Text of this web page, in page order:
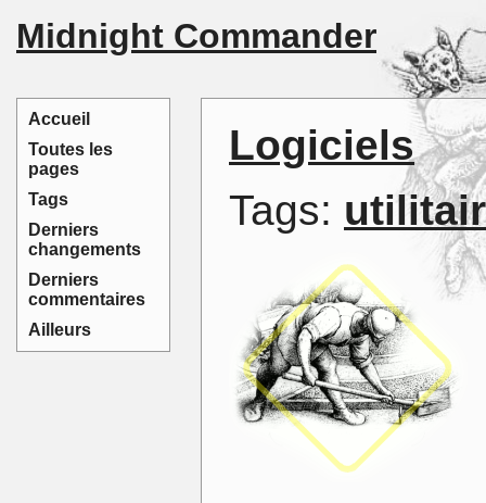
Accueil
Toutes les
pages
Tags
Derniers
changements
Derniers
commentaires
Ailleurs
Midnight Commander
Logiciels
Tags: